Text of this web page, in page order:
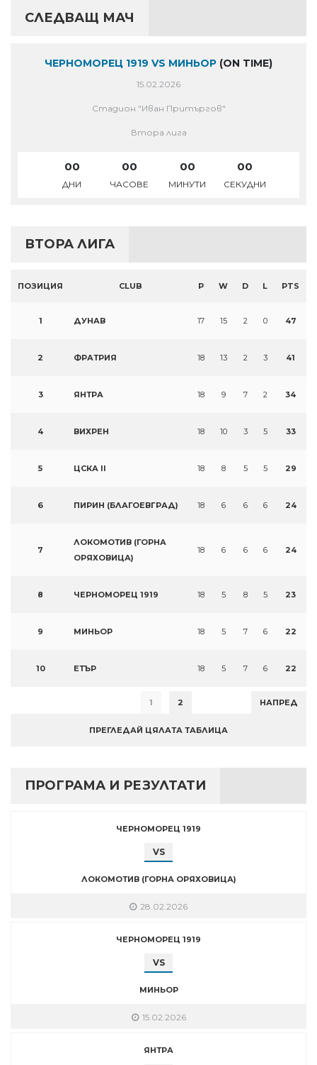
СЛЕДВАЩ МАЧ
ЧЕРНОМОРЕЦ 1919 VS МИНЬОР (ON TIME)
15.02.2026
Стадион "Иван Притъргов"
Втора лига
00
ДНИ
00
ЧАСОВЕ
00
МИНУТИ
00
СЕКУДНИ
ВТОРА ЛИГА
ПОЗИЦИЯ CLUB P W D L PTS
1 ДУНАВ 17 15 2 0 47
2 ФРАТРИЯ 18 13 2 3 41
3 ЯНТРА 18 9 7 2 34
4 ВИХРЕН 18 10 3 5 33
5 ЦСКА II 18 8 5 5 29
6 ПИРИН (БЛАГОЕВГРАД) 18 6 6 6 24
7
ЛОКОМОТИВ (ГОРНА
ОРЯХОВИЦА)
18 6 6 6 24
8 ЧЕРНОМОРЕЦ 1919 18 5 8 5 23
9 МИНЬОР 18 5 7 6 22
10 ЕТЪР 18 5 7 6 22
1 2 НАПРЕД
ПРЕГЛЕДАЙ ЦЯЛАТА ТАБЛИЦА
ПРОГРАМА И РЕЗУЛТАТИ
ЧЕРНОМОРЕЦ 1919
VS
ЛОКОМОТИВ (ГОРНА ОРЯХОВИЦА)
28.02.2026
ЧЕРНОМОРЕЦ 1919
VS
МИНЬОР
15.02.2026
ЯНТРА